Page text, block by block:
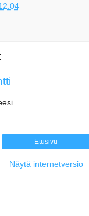
Etusivu
Näytä internetversio